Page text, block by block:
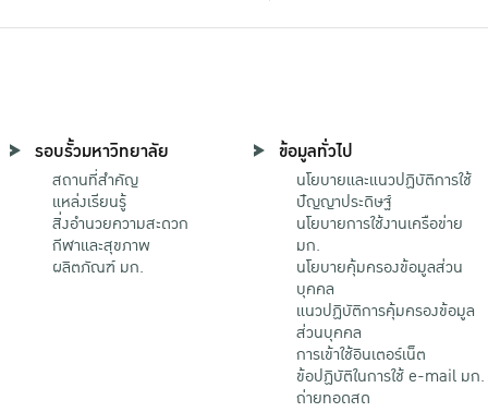
รอบรั้วมหาวิทยาลัย
สถานที่สำคัญ
แหล่งเรียนรู้
สิ่งอำนวยความสะดวก
กีฬาและสุขภาพ
ผลิตภัณฑ์ มก.
ข้อมูลทั่วไป
นโยบายและแนวปฏิบัติการใช้
ปัญญาประดิษฐ์
นโยบายการใช้งานเครือข่าย
มก.
นโยบายคุ้มครองข้อมูลส่วน
บุคคล
แนวปฏิบัติการคุ้มครองข้อมูล
ส่วนบุคคล
การเข้าใช้อินเตอร์เน็ต
ข้อปฏิบัติในการใช้ e-mail มก.
ถ่ายทอดสด